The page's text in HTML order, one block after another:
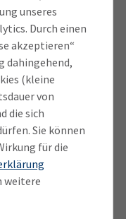
unseres
Durch einen
akzeptieren“
dahingehend,
(kleine
von
die sich
Sie können
für die
weitere
betont Lutz.
Stand die
schweren
von 2G in der
Staatsregierung
richtige